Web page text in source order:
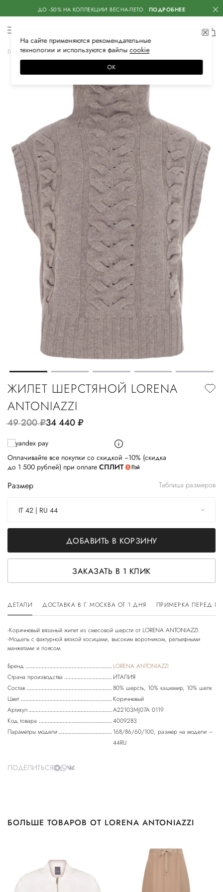
ДО -50% НА КОЛЛЕКЦИИ ВЕСНА-ЛЕТО ПОДРОБНЕЕ
Главная Женская Одежда Жилеты Повседневные
ЖИЛЕТ ШЕРСТЯНОЙ LORENA
ANTONIAZZI
49 200руб.34 440руб.
Оплачивайте все покупки со скидкой −10% (скидка
до 1 500 рублей) при оплате СПЛИТ
Размер Таблица размеров
IT 42 | RU 44
ДОБАВИТЬ В КОРЗИНУ
ЗАКАЗАТЬ В 1 КЛИК
ДЕТАЛИ ДОСТАВКА В Г. МОСКВА ОТ 1 ДНЯ ПРИМЕРКА ПЕРЕД
-Коричневый вязаный жилет из смесовой шерсти от LORENA ANTONIAZZI.
-Модель с фактурной вязкой косицами, высоким воротником, рельефными
Бренд
LORENA ANTONIAZZI
Страна производства
ИТАЛИЯ
Состав
80% шерсть, 10% кашемир, 10% шелк
Цвет
Коричневый
Артикул
A22103MJ07A 0119
Код товара
4009283
Параметры модели
168/86/60/100, размер на модели –
44RU
ПОДЕЛИТЬСЯ
БОЛЬШЕ ТОВАРОВ ОТ LORENA ANTONIAZZI
На сайте применяются рекомендательные
технологии и используются файлысооkiе
ОК